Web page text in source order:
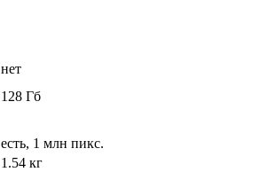
нет
128 Гб
есть, 1 млн пикс.
1.54 кг